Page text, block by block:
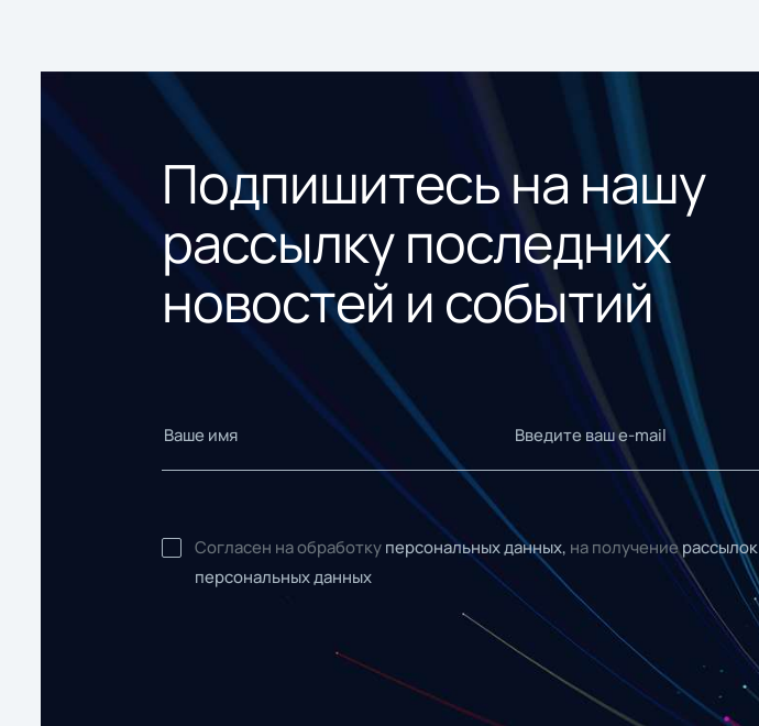
Подпишитесь на нашу
рассылку последних
новостей и событий
Согласен на обработку персональных данных, на получениерассылок
персональных данных